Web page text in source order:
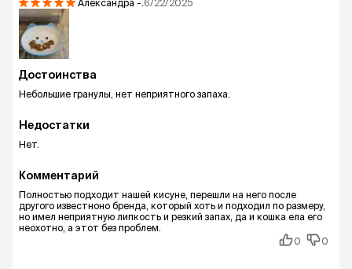
Александра -. 6/22/2025
Достоинства
Небольшие гранулы, нет неприятного запаха.
Недостатки
Нет.
Комментарий
Полностью подходит нашей кисуне, перешли на него после
другого известноно бренда, который хоть и подходил по размеру,
но имел неприятную липкость и резкий запах, да и кошка ела его
неохотно, а этот без проблем.
0
0